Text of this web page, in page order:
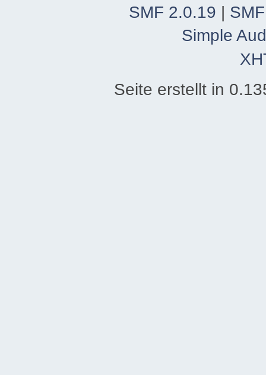
SMF 2.0.19
Simple
Seite erstellt in